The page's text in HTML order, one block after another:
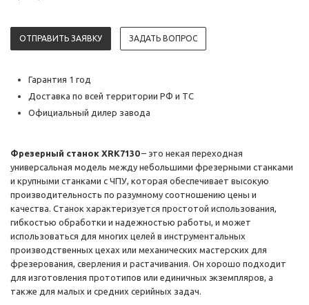
ОТПРАВИТЬ ЗАЯВКУ ЗАДАТЬ ВОПРОС
Гарантия 1 год
Доставка по всей территории РФ и ТС
Официальный дилер завода
Фрезерный станок XRK7130– это некая переходная
универсальная модель между небольшими фрезерными станками
и крупными станками с ЧПУ, которая обеспечивает высокую
производительность по разумному соотношению цены и
качества. Станок характеризуется простотой использования,
гибкостью обработки и надежностью работы, и может
использоваться для многих целей в инструментальных
производственных цехах или механических мастерских для
фрезерования, сверления и растачивания. Он хорошо подходит
для изготовления прототипов или единичных экземпляров, а
также для малых и средних серийных задач.